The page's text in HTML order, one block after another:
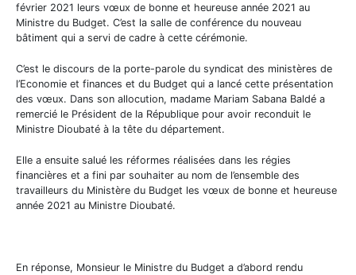
février 2021 leurs vœux de bonne et heureuse année 2021 au
Ministre du Budget. C’est la salle de conférence du nouveau
bâtiment qui a servi de cadre à cette cérémonie.
C’est le discours de la porte-parole du syndicat des ministères de
l’Economie et finances et du Budget qui a lancé cette présentation
des vœux. Dans son allocution, madame Mariam Sabana Baldé a
remercié le Président de la République pour avoir reconduit le
Ministre Dioubaté à la tête du département.
Elle a ensuite salué les réformes réalisées dans les régies
financières et a fini par souhaiter au nom de l’ensemble des
travailleurs du Ministère du Budget les vœux de bonne et heureuse
année 2021 au Ministre Dioubaté.
En réponse, Monsieur le Ministre du Budget a d’abord rendu